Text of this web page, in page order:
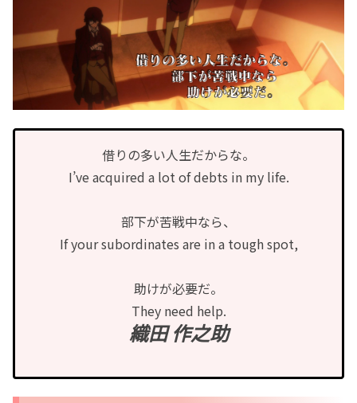
借りの多い人生だからな。
I’ve acquired a lot of debts in my life.
部下が苦戦中なら、
If your subordinates are in a tough spot,
助けが必要だ。
They need help.
織田 作之助